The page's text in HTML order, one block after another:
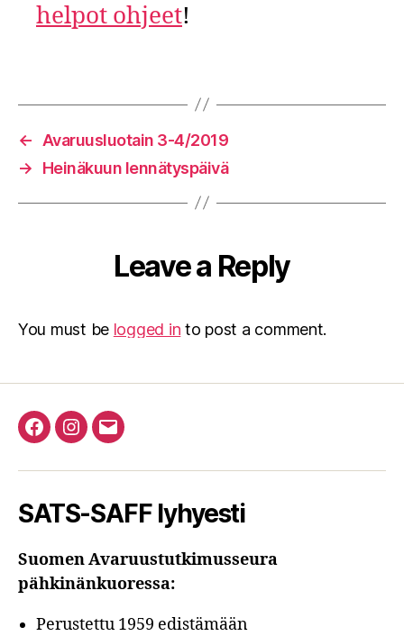
helpot ohjeet!
←
Avaruusluotain 3-4/2019
→
Heinäkuun lennätyspäivä
Leave a Reply
You must be logged in to post a comment.
Facebook
Instagram
Email
SATS-SAFF lyhyesti
Suomen Avaruustutkimusseura
pähkinänkuoressa:
Perustettu 1959 edistämään